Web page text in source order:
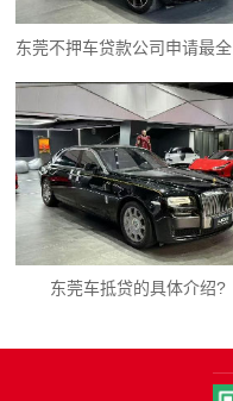
东莞车抵贷的具体介绍?